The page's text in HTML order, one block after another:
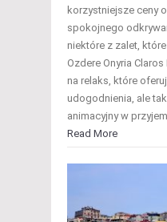
korzystniejsze ceny
spokojnego
niektóre z zalet,
Ozdere Onyria
na relaks, które
udogodnienia, ale
animacyjny w
Read More